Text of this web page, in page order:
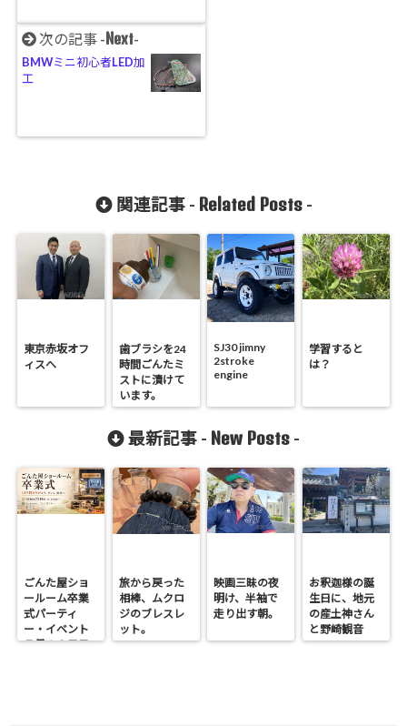
次の記事 - Next-
BMWミニ初心者LED加
工
関連記事 - Related Posts-
東京赤坂オフ
ィスへ
歯ブラシを24
時間ごんたミ
ストに漬けて
います。
SJ30 jimny
2stroke
engine
学習すると
は？
最新記事 - New Posts -
ごんた屋ショ
ールーム卒業
式パーティ
ー・イベント
７月１９日日
旅から戻った
相棒、ムクロ
ジのブレスレ
ット。
映画三昧の夜
明け、半袖で
走り出す朝。
お釈迦様の誕
生日に、地元
の産土神さん
と野崎観音
へ。